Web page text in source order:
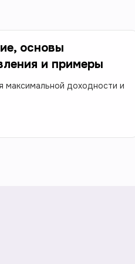
основы
и примеры
максимальной доходности и